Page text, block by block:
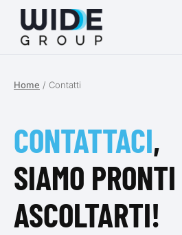
Home / Contatti
CONTATTACI,
SIAMO
ASCOLTARTI!